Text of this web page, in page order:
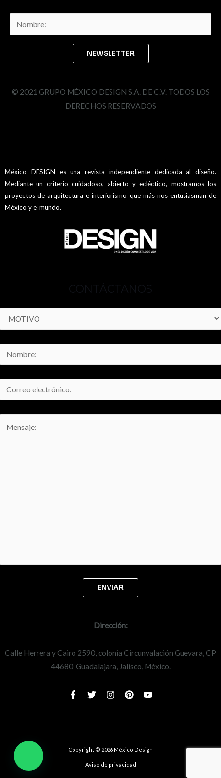
© 2021 GRUPO MÉXICO DESIGN S.A. DE C.V. TODOS LOS
DERECHOS RESERVADOS
México DESIGN es una revista independiente dedicada al diseño.
Mediante un criterio cuidadoso, abierto y ecléctico, mostramos los
proyectos de arquitectura e interiorismo que más nos entusiasman de
México y el mundo.
CONTÁCTANOS
Dirección:
Calle Herrera y Cairo 2590, colonia Circunvalación Guevara, CP
44680, Guadalajara, Jalisco, México.
Copyright © 2026 México Design
Aviso de privacidad